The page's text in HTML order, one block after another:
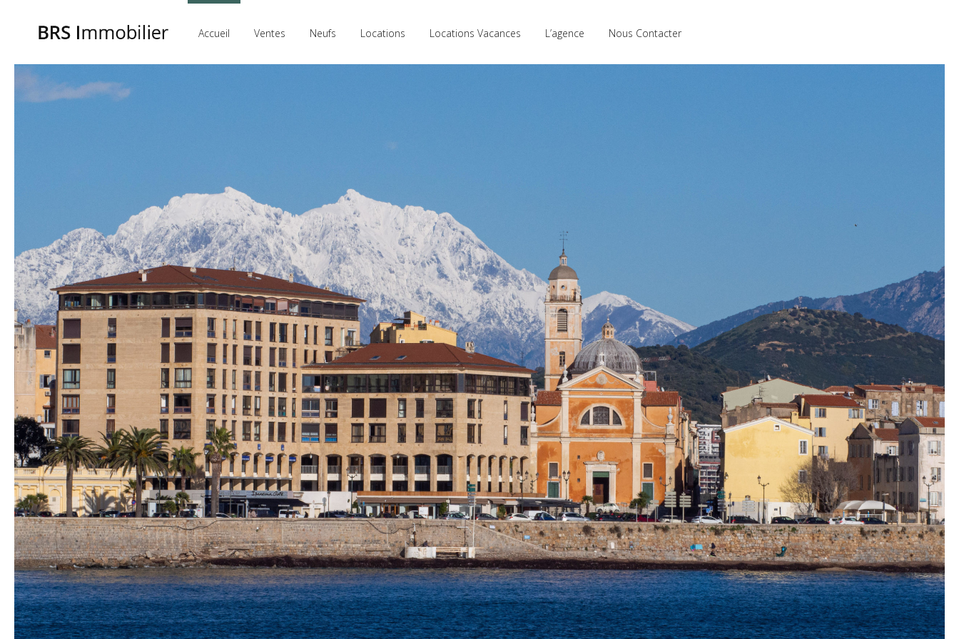
Accueil Ventes Neufs Locations Locations Vacances L’agence Nous Contacter
Connexion
Vous n'avez encore de compte ?
Créer votre compte,Cela prend
moins d'une minute.
Identifiant
Mot de passe